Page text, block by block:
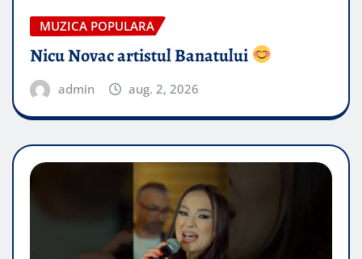
MUZICA POPULARA
Nicu Novac artistul Banatului
admin aug. 2, 2026